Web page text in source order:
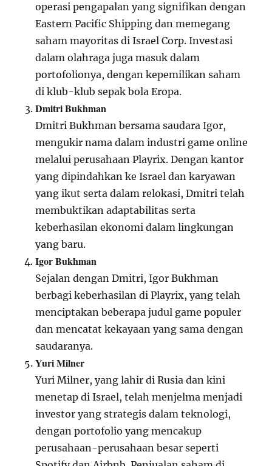
operasi pengapalan yang signifikan dengan
Eastern Pacific Shipping dan memegang
saham mayoritas di Israel Corp. Investasi
dalam olahraga juga masuk dalam
portofolionya, dengan kepemilikan saham
di klub-klub sepak bola Eropa.
Dmitri Bukhman
Dmitri Bukhman bersama saudara Igor,
mengukir nama dalam industri game online
melalui perusahaan Playrix. Dengan kantor
yang dipindahkan ke Israel dan karyawan
yang ikut serta dalam relokasi, Dmitri telah
membuktikan adaptabilitas serta
keberhasilan ekonomi dalam lingkungan
yang baru.
Igor Bukhman
Sejalan dengan Dmitri, Igor Bukhman
berbagi keberhasilan di Playrix, yang telah
menciptakan beberapa judul game populer
dan mencatat kekayaan yang sama dengan
saudaranya.
Yuri Milner
Yuri Milner, yang lahir di Rusia dan kini
menetap di Israel, telah menjelma menjadi
investor yang strategis dalam teknologi,
dengan portofolio yang mencakup
perusahaan-perusahaan besar seperti